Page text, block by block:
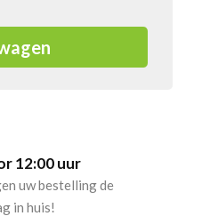
12:00 uur
uw bestelling de
in huis!